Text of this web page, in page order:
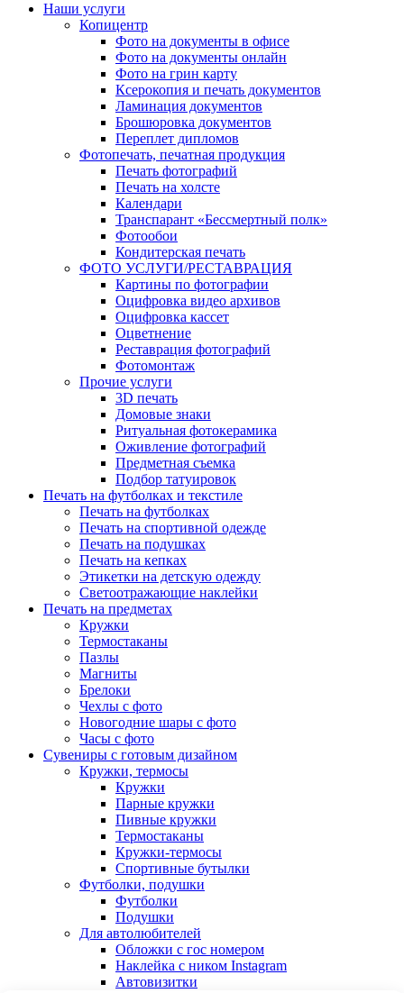
Наши услуги
Копицентр
Фото на документы в офисе
Фото на документы онлайн
Фото на грин карту
Ксерокопия и печать документов
Ламинация документов
Брошюровка документов
Переплет дипломов
Фотопечать, печатная продукция
Печать фотографий
Печать на холсте
Календари
Транспарант «Бессмертный полк»
Фотообои
Кондитерская печать
ФОТО УСЛУГИ/РЕСТАВРАЦИЯ
Картины по фотографии
Оцифровка видео архивов
Оцифровка кассет
Оцветнение
Реставрация фотографий
Фотомонтаж
Прочие услуги
3D печать
Домовые знаки
Ритуальная фотокерамика
Оживление фотографий
Предметная съемка
Подбор татуировок
Печать на футболках и текстиле
Печать на футболках
Печать на спортивной одежде
Печать на подушках
Печать на кепках
Этикетки на детскую одежду
Светоотражающие наклейки
Печать на предметах
Кружки
Термостаканы
Пазлы
Магниты
Брелоки
Чехлы с фото
Новогодние шары с фото
Часы с фото
Сувениры с готовым дизайном
Кружки, термосы
Кружки
Парные кружки
Пивные кружки
Термостаканы
Кружки-термосы
Спортивные бутылки
Футболки, подушки
Футболки
Подушки
Для автолюбителей
Обложки с гос номером
Наклейка с ником Instagram
Автовизитки